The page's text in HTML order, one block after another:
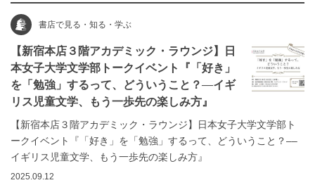
書店で見る・知る・学ぶ
【新宿本店３階アカデミック・ラウンジ】日
本女子大学文学部トークイベント『「好き」
を「勉強」するって、どういうこと？––イギ
リス児童文学、もう一歩先の楽しみ方』
【新宿本店３階アカデミック・ラウンジ】日本女子大学文学部ト
ークイベント『「好き」を「勉強」するって、どういうこと？––
イギリス児童文学、もう一歩先の楽しみ方』
2025.09.12